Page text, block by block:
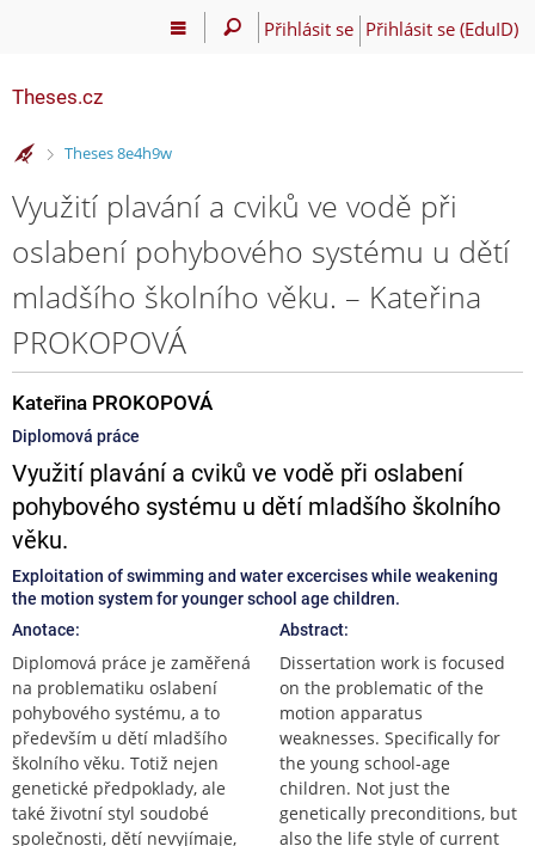
Přihlásit se Přihlásit se (EduID)
Theses.cz
>
Theses 8e4h9w
Využití plavání a cviků ve vodě při
oslabení pohybového systému u dětí
mladšího školního věku. – Kateřina
PROKOPOVÁ
Kateřina PROKOPOVÁ
Diplomová práce
Využití plavání a cviků ve vodě při oslabení
pohybového systému u dětí mladšího školního
věku.
Exploitation of swimming and water excercises while weakening
the motion system for younger school age children.
Anotace:
Diplomová práce je zaměřená
na problematiku oslabení
pohybového systému, a to
především u dětí mladšího
školního věku. Totiž nejen
genetické předpoklady, ale
také životní styl soudobé
společnosti, dětí nevyjímaje,
Abstract:
Dissertation work is focused
on the problematic of the
motion apparatus
weaknesses. Specifically for
the young school-age
children. Not just the
genetically preconditions, but
also the life style of current